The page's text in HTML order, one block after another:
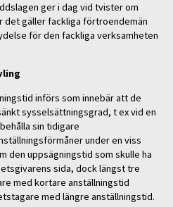
ger i dag vid tvister om
det gäller fackliga förtroendemän
för den fackliga verksamheten
införs som innebär att de
sysselsättningsgrad, t ex vid en
sin tidigare
under en viss
den uppsägningstid som skulle ha
sida, dock längst tre
med kortare anställningstid
med längre anställningstid.